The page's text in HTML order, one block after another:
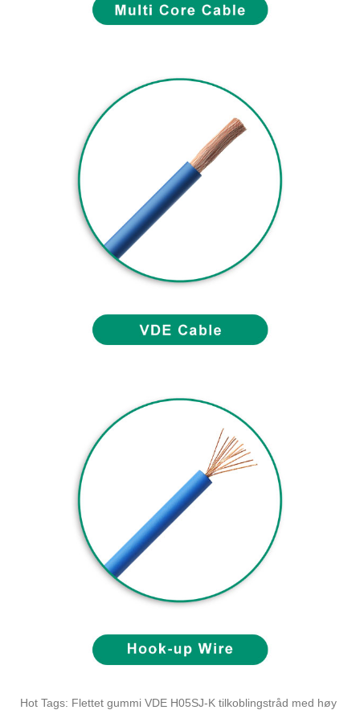
Hot Tags: Flettet gummi VDE H05SJ-K tilkoblingstråd med høy